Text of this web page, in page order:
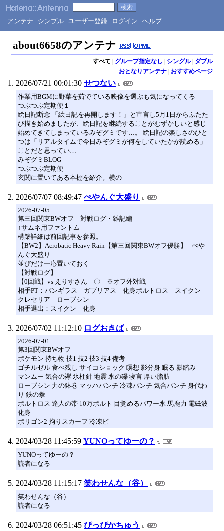
アンテナ シンプル ユーザー登録 ログイン ヘルプ
about6658のアンテナ
すべて | グループ指定なし | シングル| ダブル
おとなりアンテナ| おすすめページ
2026/07/21 00:01:30 せつない
作業用BGMに野菜を茹でている映像を選ぶも気になってくる
つぶつぶ定期便１
絵日記断念 「絵日記を再開します！」と宣言し5月1日からふたた
び描き始めましたが、絵日記を継続することがむずかしいと感じ
始めてきてしまっているみぞグミです…。 絵日記の楽しさのひと
つは「リアルタイムで今日みぞグミが何をしていたかが読める」
ことだと思ってい…
みぞグミBLOG
つぶつぶ定期便
玄関に置いてある本棚を紹介。横の
2026/07/07 08:49:47 ぺやんぐ大盛り
2026-07-05
第三回関東BWオフ 対戦ログ・雑記編
↑サムネ用ファントム
構築詳細は前回記事を参照。
【BW2】Acrobatic Heavy Rain【第三回関東BWオフ優勝】 - ぺや
んぐ大盛り
並びだけ一応置いておく
【対戦ログ】
【0回戦】vs えりすさん 〇 ※オフ外対戦
相手PT：バンギラス ガブリアス 化身ボルトロス スイクン
クレセリア ローブシン
相手選出：スイクン 化身
2026/07/02 11:12:10 ログおきば
2026-07-01
第3回関東BWオフ
ポケモン 持ち物 技1 技2 技3 技4 備考
ゴチルゼル 食べ残し サイコショック 瞑想 影分身 眠る 影踏み
マンムー 気合の襷 氷柱針 地震 氷の礫 寝言 厚い脂肪
ローブシン 力の鉢巻 マッハパンチ 冷凍パンチ 気合パンチ 身代わ
り 鉄の拳
ボルトロス 達人の帯 10万ボルト 目覚めるパワー氷 馬鹿力 電磁波
化身
ポリゴン2 拘りスカーフ 冷凍ビ
2024/03/28 11:45:59 YUNOってゆーの？
YUNOってゆーの？
読者になる
2024/03/28 11:15:17 笑わせんな（谷）
笑わせんな（谷）
読者になる
2024/03/28 06:51:45 ぴっぴかちゅう